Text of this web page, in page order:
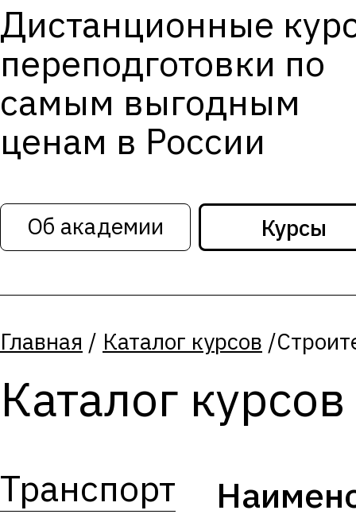
Дистанционные
переподготовки по
самым выгодным
ценам в России
Об академии Курсы
Главная / Каталог курсов /
Каталог курсов
Транспорт